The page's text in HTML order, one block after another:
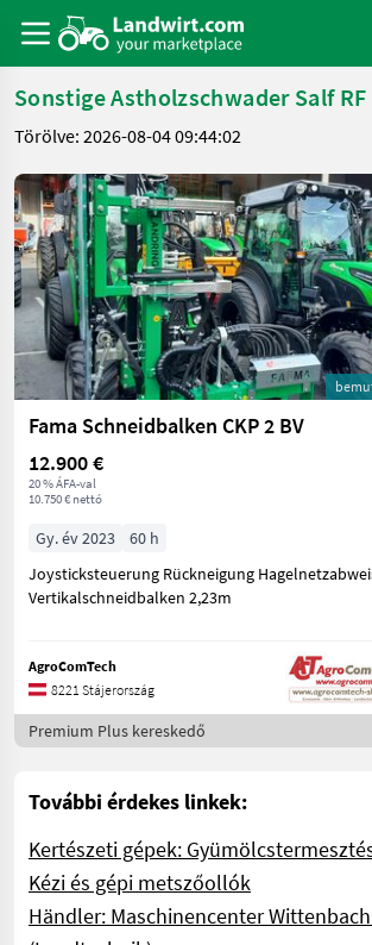
Sonstige Astholzschwader Salf RF
Törölve: 2026-08-04 09:44:02
Fama Schneidbalken CKP 2 BV
12.900 €
20 % ÁFA-val
10.750 € nettó
Gy. év 2023
60 h
Joysticksteuerung Rückneigung
Vertikalschneidbalken 2,23m
AgroComTech
8221 Stájerország
Premium Plus kereskedő
További érdekes linkek:
Kertészeti gépek:
Kézi és gépi metszőollók
Händler: Maschinencenter Wittenbach